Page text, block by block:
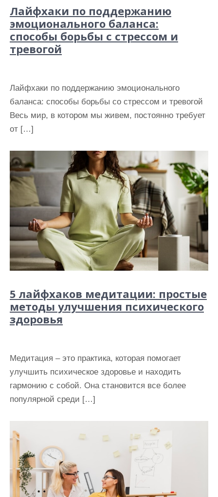
Лайфхаки по поддержанию
эмоционального баланса:
способы борьбы с стрессом и
тревогой
Лайфхаки по поддержанию эмоционального
баланса: способы борьбы со стрессом и тревогой
Весь мир, в котором мы живем, постоянно требует
от […]
5 лайфхаков медитации: простые
методы улучшения психического
здоровья
Медитация – это практика, которая помогает
улучшить психическое здоровье и находить
гармонию с собой. Она становится все более
популярной среди […]